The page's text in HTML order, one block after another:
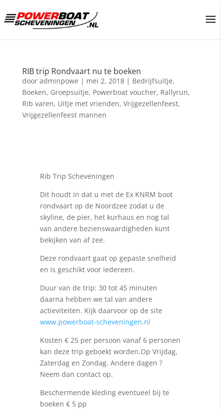
RIB trip Rondvaart nu te boeken
door adminpowe | mei 2, 2018| Bedrijfsuitje,
Boeken, Groepsuitje, Powerboat voucher, Rallyrun,
Rib varen, Uitje met vrienden, Vrijgezellenfeest,
Vrijgezellenfeest mannen
Rib Trip Scheveningen
Dit houdt in dat u met de Ex KNRM boot
rondvaart op de Noordzee zodat u de
skyline, de pier, het kurhaus en nog tal
van andere bezienswaardigheden kunt
bekijken van af zee.
Deze rondvaart gaat op gepaste snelheid
en is geschikt voor iedereen.
Duur van de trip: 30 tot 45 minuten
daarna hebben we tal van andere
actieviteiten. Kijk daarvoor op de site
www.powerboat-scheveningen.nl
Kosten € 25 per persoon vanaf 6 personen
kan deze trip geboekt worden.Op Vrijdag,
Zaterdag en Zondag. Andere dagen ?
Neem dan contact op.
Beschermende kleding eventueel bij te
boeken € 5 pp